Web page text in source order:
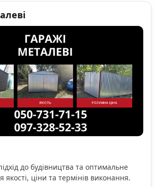
до будівництва та оптимальне
якості, ціни та термінів виконання.